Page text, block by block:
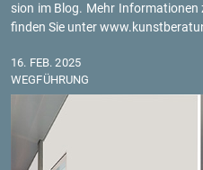
si­on im Blog. Mehr
fin­den Sie unter
16. FEB. 2025
WEG­FÜH­RUNG